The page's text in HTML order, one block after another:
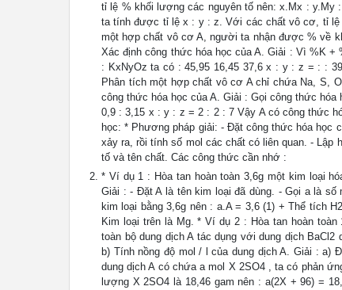
tỉ lệ % khối lượng các nguyên tố nên: x.Mx :
ta tính được tỉ lệ x : y : z. Với các chất vô cơ, tỉ lệ
một hợp chất vô cơ A, người ta nhận được % về
Xác định công thức hóa học của A. Giải : Vì %K +
: KxNyOz ta có : 45,95 16,45 37,6 x : y : z = : :
Phân tích một hợp chất vô cơ A chỉ chứa Na, S,
công thức hóa học của A. Giải : Gọi công thức
0,9 : 3,15 x : y : z = 2 : 2 : 7 Vậy A có công thức
học: * Phương pháp giải: - Đặt công thức hóa học
xảy ra, rồi tính số mol các chất có liên quan. - Lập
tố và tên chất. Các công thức cần nhớ :
* Ví dụ 1 : Hòa tan hoàn toàn 3,6g một kim loại
Giải : - Đặt A là tên kim loại đã dùng. - Gọi a là
kim loại bằng 3,6g nên : a.A = 3,6 (1) + Thể tích
Kim loại trên là Mg. * Ví dụ 2 : Hòa tan hoàn
toàn bộ dung dịch A tác dụng với dung dịch
b) Tính nồng độ mol / l của dung dịch A. Giải : a)
dung dịch A có chứa a mol X 2SO4 , ta có phản
lượng X 2SO4 là 18,46 gam nên : a(2X + 96) =